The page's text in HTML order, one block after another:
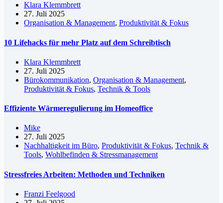
Klara Klemmbrett
27. Juli 2025
Organisation & Management, Produktivität & Fokus
10 Lifehacks für mehr Platz auf dem Schreibtisch
Klara Klemmbrett
27. Juli 2025
Bürokommunikation, Organisation & Management,
Produktivität & Fokus, Technik & Tools
Effiziente Wärmeregulierung im Homeoffice
Mike
27. Juli 2025
Nachhaltigkeit im Büro, Produktivität & Fokus, Technik &
Tools, Wohlbefinden & Stressmanagement
Stressfreies Arbeiten: Methoden und Techniken
Franzi Feelgood